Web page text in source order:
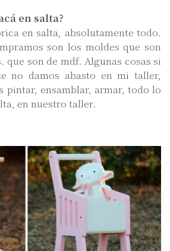
en salta?
en salta, absolutamente todo.
son los moldes que son
que son de mdf. Algunas cosas si
no damos abasto en mi taller,
pintar, ensamblar, armar, todo lo
en nuestro taller.